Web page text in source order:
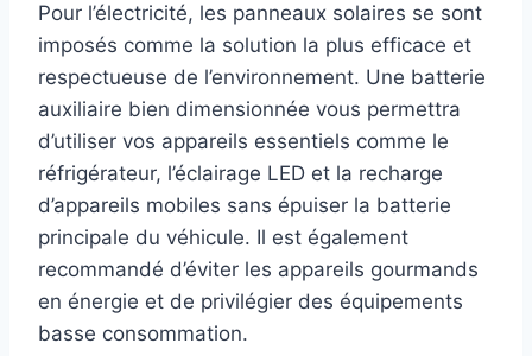
Pour l’électricité, les panneaux solaires se sont
imposés comme la solution la plus efficace et
respectueuse de l’environnement. Une batterie
auxiliaire bien dimensionnée vous permettra
d’utiliser vos appareils essentiels comme le
réfrigérateur, l’éclairage LED et la recharge
d’appareils mobiles sans épuiser la batterie
principale du véhicule. Il est également
recommandé d’éviter les appareils gourmands
en énergie et de privilégier des équipements
basse consommation.